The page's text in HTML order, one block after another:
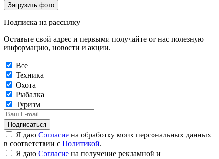
Загрузить фото
Подписка на рассылку
Оставьте свой адрес и первыми получайте от нас полезную
информацию, новости и акции.
Все
Техника
Охота
Рыбалка
Туризм
Подписаться
Я даю Согласие на обработку моих персональных данных
в соответствии с Политикой.
Я даю Согласие на получение рекламной и